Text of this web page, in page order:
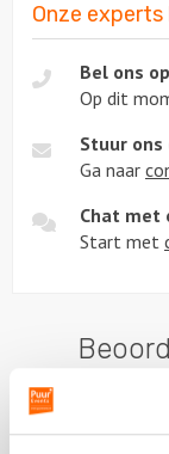
Onze experts
Bel ons op
Op dit
Stuur
Ga naar
Chat met
Start met